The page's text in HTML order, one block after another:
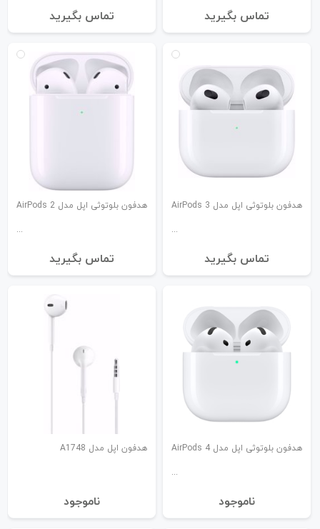
تماس بگیرید تماس بگیرید
هدفون بلوتوثی اپل مدل 3 AirPods
تماس بگیرید
هدفون بلوتوثی اپل مدل AirPods 2
تماس بگیرید
هدفون بلوتوثی اپل مدل AirPods 4
نا‌موجود
هدفون اپل مدل A1748
نا‌موجود